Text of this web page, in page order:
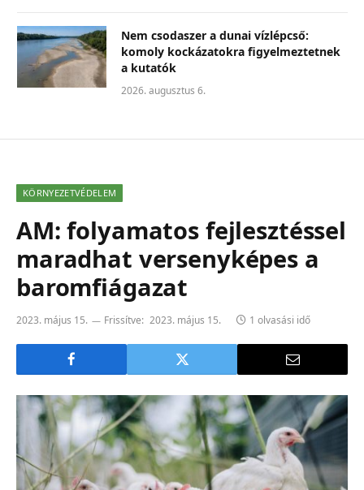
Nem csodaszer a dunai vízlépcső:
komoly kockázatokra figyelmeztetnek
a kutatók
2026. augusztus 6.
KÖRNYEZETVÉDELEM
AM: folyamatos fejlesztéssel
maradhat versenyképes a
baromfiágazat
2023. május 15. Frissítve: 2023. május 15. 1 olvasási idő